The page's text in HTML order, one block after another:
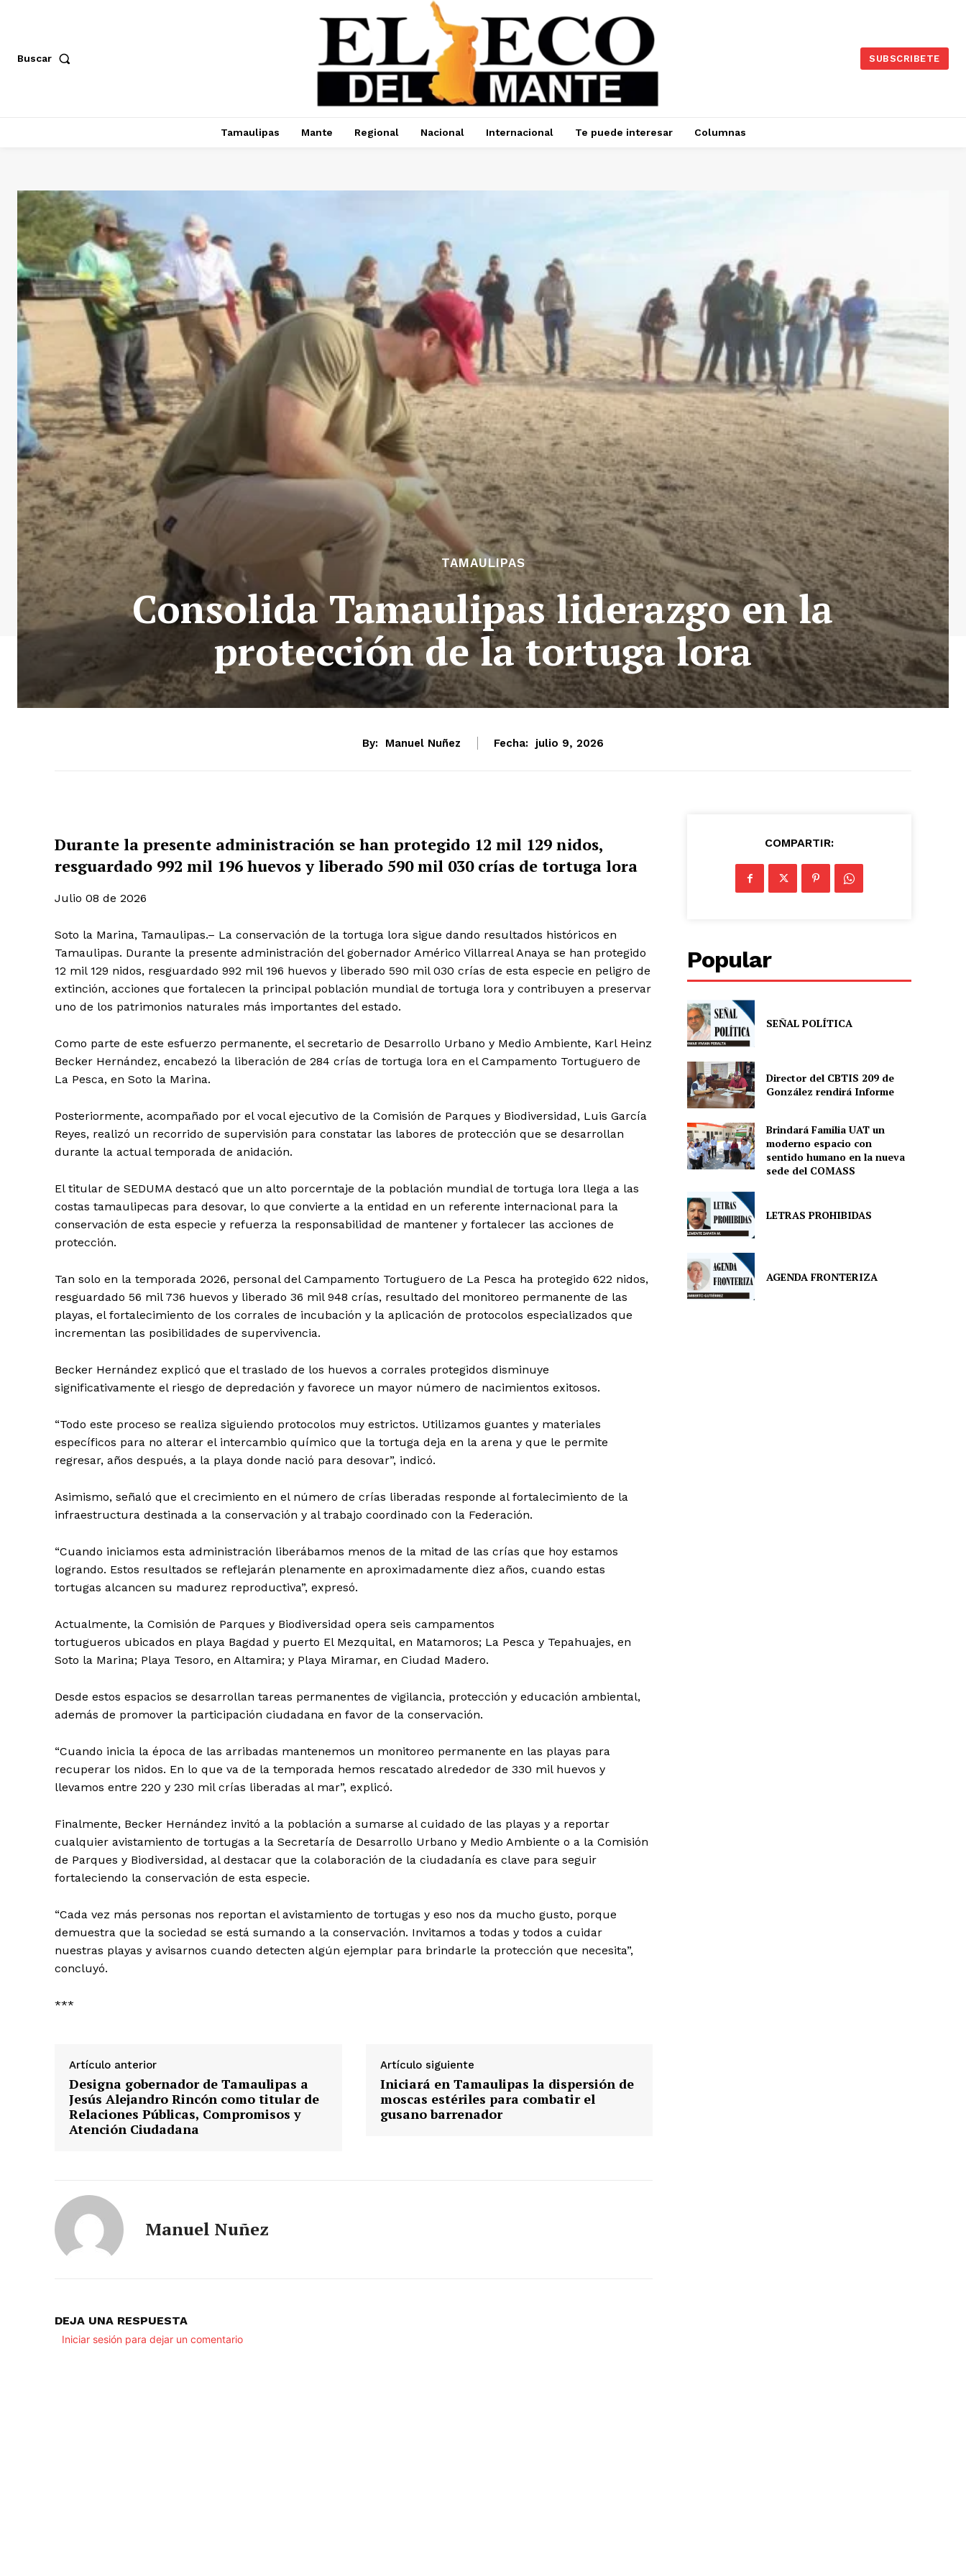
Buscar SUBSCRIBETE
Tamaulipas Mante Regional Nacional Internacional Te puede interesar Columnas
TAMAULIPAS
Consolida Tamaulipas liderazgo en la
protección de la tortuga lora
By: Manuel Nuñez Fecha: julio 9, 2026
Durante la presente administración se han protegido 12 mil 129 nidos,
resguardado 992 mil 196 huevos y liberado 590 mil 030 crías de tortuga lora
Julio 08 de 2026
Soto la Marina, Tamaulipas.– La conservación de la tortuga lora sigue dando resultados históricos en
Tamaulipas. Durante la presente administración del gobernador Américo Villarreal Anaya se han protegido
12 mil 129 nidos, resguardado 992 mil 196 huevos y liberado 590 mil 030 crías de esta especie en peligro de
extinción, acciones que fortalecen la principal población mundial de tortuga lora y contribuyen a preservar
uno de los patrimonios naturales más importantes del estado.
Como parte de este esfuerzo permanente, el secretario de Desarrollo Urbano y Medio Ambiente, Karl Heinz
Becker Hernández, encabezó la liberación de 284 crías de tortuga lora en el Campamento Tortuguero de
La Pesca, en Soto la Marina.
Posteriormente, acompañado por el vocal ejecutivo de la Comisión de Parques y Biodiversidad, Luis García
Reyes, realizó un recorrido de supervisión para constatar las labores de protección que se desarrollan
durante la actual temporada de anidación.
El titular de SEDUMA destacó que un alto porcerntaje de la población mundial de tortuga lora llega a las
costas tamaulipecas para desovar, lo que convierte a la entidad en un referente internacional para la
conservación de esta especie y refuerza la responsabilidad de mantener y fortalecer las acciones de
protección.
Tan solo en la temporada 2026, personal del Campamento Tortuguero de La Pesca ha protegido 622 nidos,
resguardado 56 mil 736 huevos y liberado 36 mil 948 crías, resultado del monitoreo permanente de las
playas, el fortalecimiento de los corrales de incubación y la aplicación de protocolos especializados que
incrementan las posibilidades de supervivencia.
Becker Hernández explicó que el traslado de los huevos a corrales protegidos disminuye
significativamente el riesgo de depredación y favorece un mayor número de nacimientos exitosos.
“Todo este proceso se realiza siguiendo protocolos muy estrictos. Utilizamos guantes y materiales
específicos para no alterar el intercambio químico que la tortuga deja en la arena y que le permite
regresar, años después, a la playa donde nació para desovar”, indicó.
Asimismo, señaló que el crecimiento en el número de crías liberadas responde al fortalecimiento de la
infraestructura destinada a la conservación y al trabajo coordinado con la Federación.
“Cuando iniciamos esta administración liberábamos menos de la mitad de las crías que hoy estamos
logrando. Estos resultados se reflejarán plenamente en aproximadamente diez años, cuando estas
tortugas alcancen su madurez reproductiva”, expresó.
Actualmente, la Comisión de Parques y Biodiversidad opera seis campamentos
tortugueros ubicados en playa Bagdad y puerto El Mezquital, en Matamoros; La Pesca y Tepahuajes, en
Soto la Marina; Playa Tesoro, en Altamira; y Playa Miramar, en Ciudad Madero.
Desde estos espacios se desarrollan tareas permanentes de vigilancia, protección y educación ambiental,
además de promover la participación ciudadana en favor de la conservación.
“Cuando inicia la época de las arribadas mantenemos un monitoreo permanente en las playas para
recuperar los nidos. En lo que va de la temporada hemos rescatado alrededor de 330 mil huevos y
llevamos entre 220 y 230 mil crías liberadas al mar”, explicó.
Finalmente, Becker Hernández invitó a la población a sumarse al cuidado de las playas y a reportar
cualquier avistamiento de tortugas a la Secretaría de Desarrollo Urbano y Medio Ambiente o a la Comisión
de Parques y Biodiversidad, al destacar que la colaboración de la ciudadanía es clave para seguir
fortaleciendo la conservación de esta especie.
“Cada vez más personas nos reportan el avistamiento de tortugas y eso nos da mucho gusto, porque
demuestra que la sociedad se está sumando a la conservación. Invitamos a todas y todos a cuidar
nuestras playas y avisarnos cuando detecten algún ejemplar para brindarle la protección que necesita”,
concluyó.
***
Artículo anterior
Designa gobernador de Tamaulipas a
Jesús Alejandro Rincón como titular de
Relaciones Públicas, Compromisos y
Atención Ciudadana
Artículo siguiente
Iniciará en Tamaulipas la dispersión de
moscas estériles para combatir el
gusano barrenador
Manuel Nuñez
DEJA UNA RESPUESTA
Iniciar sesión para dejar un comentario
COMPARTIR:
Popular
SEÑAL POLÍTICA
Director del CBTIS 209 de
González rendirá Informe
Brindará Familia UAT un
moderno espacio con
sentido humano en la nueva
sede del COMASS
LETRAS PROHIBIDAS
AGENDA FRONTERIZA